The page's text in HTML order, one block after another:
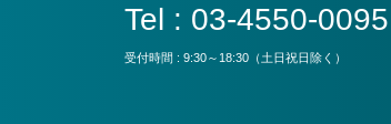
Tel : 03-4550-0095
受付時間 : 9:30～18:30（土日祝日除く）